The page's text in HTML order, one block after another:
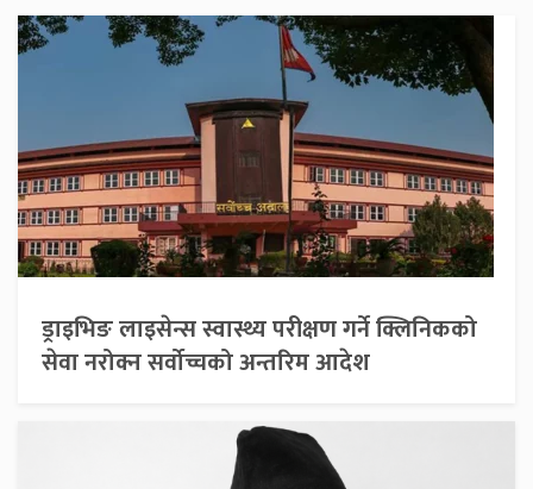
ड्राइभिङ लाइसेन्स स्वास्थ्य परीक्षण गर्ने क्लिनिकको
सेवा नरोक्न सर्वोच्चको अन्तरिम आदेश